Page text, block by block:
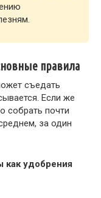
правила
съедать
Если же
собрать почти
за один
как удобрения